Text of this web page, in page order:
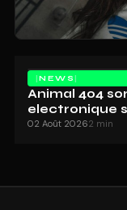
NEWS
Animal 404
electronique
02 Août 20262 min